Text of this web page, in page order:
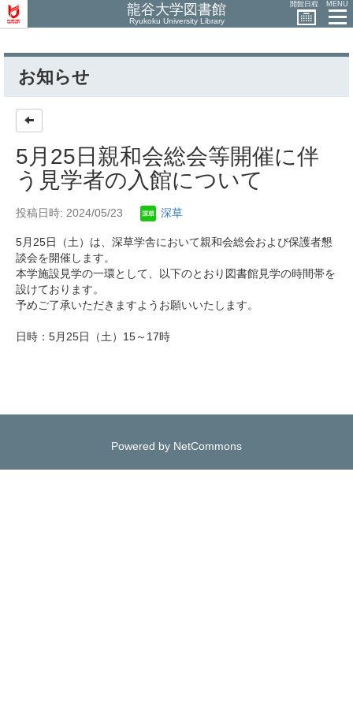
龍谷大学図書館
Ryukoku University Library
開館日程 MENU
お知らせ
5月25日親和会総会等開催に伴
う見学者の入館について
投稿日時: 2024/05/23 深草
5月25日（土）は、深草学舎において親和会総会および保護者懇
談会を開催します。
本学施設見学の一環として、以下のとおり図書館見学の時間帯を
設けております。
予めご了承いただきますようお願いいたします。
日時：5月25日（土）15～17時
Powered by NetCommons